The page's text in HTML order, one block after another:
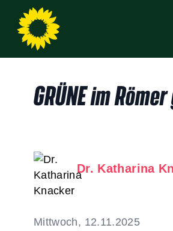
GRÜNE im
Dr. Katharina
Mittwoch, 12.11.2025